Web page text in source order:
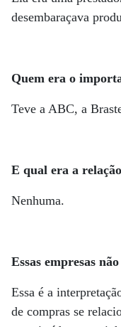
desembaraçava
Quem era o
Teve a ABC, a
E qual era a
Nenhuma.
Essas empresas
Essa é a
de compras se